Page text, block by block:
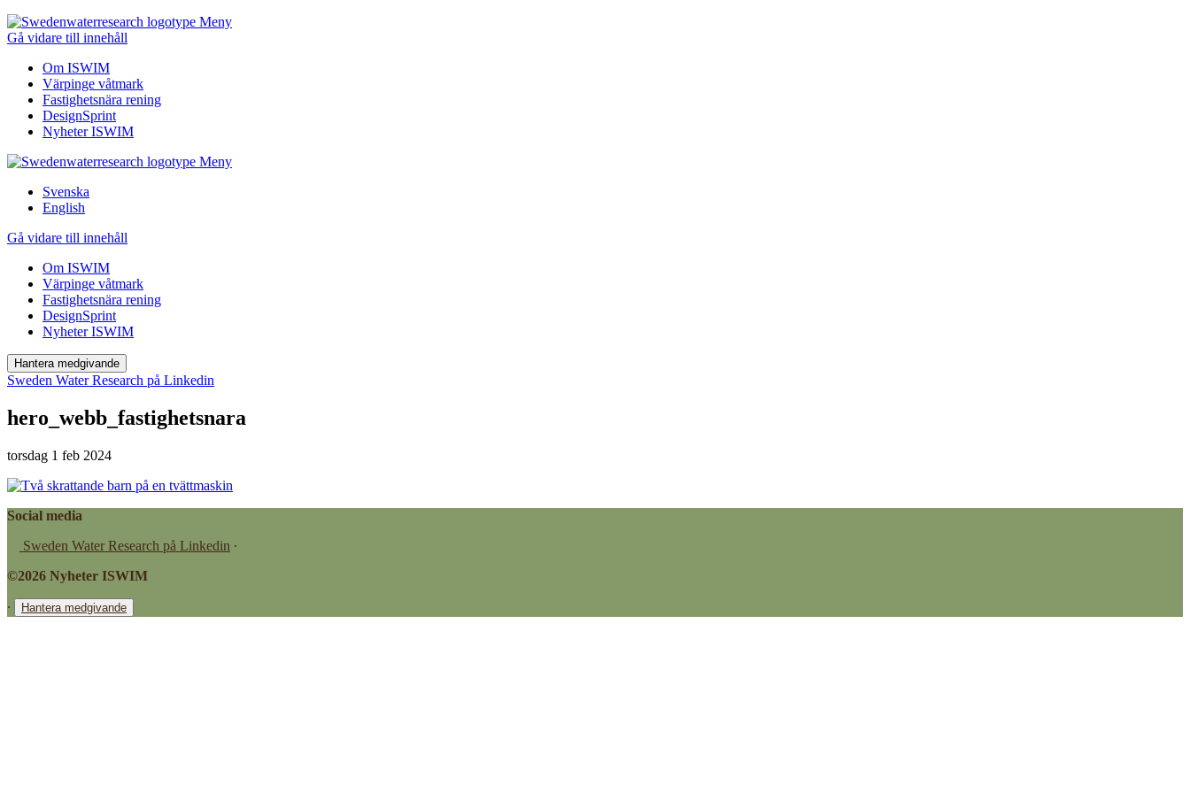
Meny
Gå vidare till innehåll
Om ISWIM
Värpinge våtmark
Fastighetsnära rening
DesignSprint
Nyheter ISWIM
Meny
Svenska
English
Gå vidare till innehåll
Om ISWIM
Värpinge våtmark
Fastighetsnära rening
DesignSprint
Nyheter ISWIM
Hantera medgivande
Sweden Water Research på Linkedin
hero_webb_fastighetsnara
torsdag 1 feb 2024
Social media
Sweden Water Research på Linkedin ∙
©2026 Nyheter ISWIM
∙ Hantera medgivande